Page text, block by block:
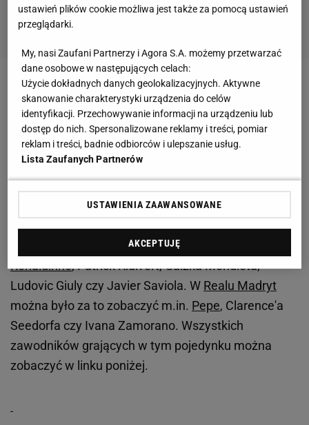
Zobacz wideoDziś to wyblakły klasyk, ale kiedyś to
się działo. "Szukali się po dworcach"
Ronaldinho, Kluivert, Seedorf znów w akcji!
Zanim odbędzie się hitowymeczFC Barcelona - Real
Madryt, kibice mieli przedsmak w postaci
zobaczenia starcia legend obu drużyn. W FC
Barcelonie zagrali takie uznane byłe gwiazdy jak:
Ronaldinho, Patrick Kluivert, Gaizka Mendieta,
Ludovic Giuly czy Javier Saviola. W Realu Madryt
można było za to zobaczyć m.in. Pepe, Clarence'a
Seedorfa czy Ivana Zamorano. Wszystkich
zawodników grających w tym pojedynku można
zobaczyć w linku poniżej.
ustawień plików cookie możliwa jest także za pomocą ustawień
przeglądarki.
My, nasi Zaufani Partnerzy i Agora S.A. możemy przetwarzać
dane osobowe w następujących celach:
Użycie dokładnych danych geolokalizacyjnych. Aktywne
skanowanie charakterystyki urządzenia do celów
identyfikacji. Przechowywanie informacji na urządzeniu lub
dostęp do nich. Spersonalizowane reklamy i treści, pomiar
reklam i treści, badnie odbiorców i ulepszanie usług.
Lista Zaufanych Partnerów
USTAWIENIA ZAAWANSOWANE
AKCEPTUJĘ